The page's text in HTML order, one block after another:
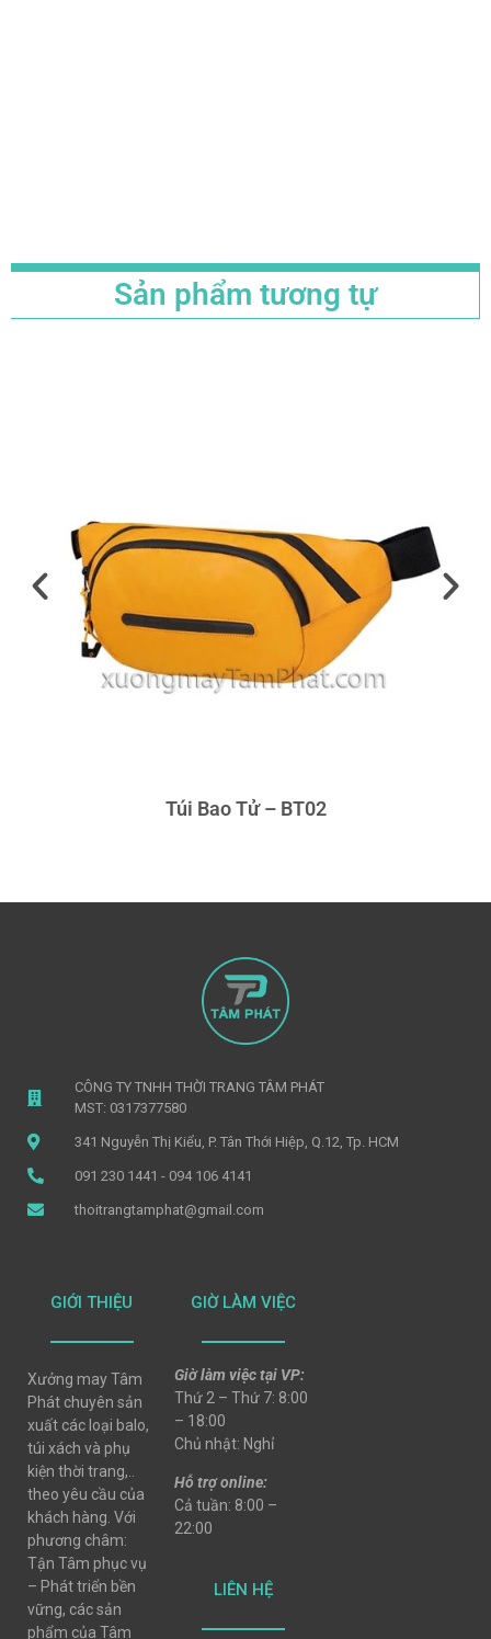
Sản phẩm tương tự
Túi Bao Tử – BT02
CÔNG TY TNHH THỜI TRANG TÂM PHÁT
MST: 0317377580
341 Nguyễn Thị Kiểu, P. Tân Thới Hiệp, Q.12, Tp. HCM
091 230 1441 - 094 106 4141
thoitrangtamphat@gmail.com
GIỚI THIỆU
Xưởng may Tâm
Phát chuyên sản
xuất các loại balo,
túi xách và phụ
kiện thời trang,..
theo yêu cầu của
khách hàng. Với
phương châm:
Tận Tâm phục vụ
– Phát triển bền
vững, các sản
phẩm của Tâm
GIỜ LÀM VIỆC
Giờ làm việc tại VP:
Thứ 2 – Thứ 7: 8:00
– 18:00
Chủ nhật: Nghỉ
Hỗ trợ online:
Cả tuần: 8:00 –
22:00
LIÊN HỆ